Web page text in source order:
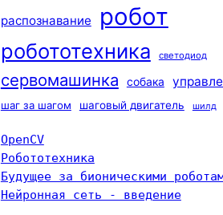
распознавание робот
робототехника светодиод
сервомашинка собака
шаг за шагом шаговый двигатель шилд
OpenCV
Робототехника
Будущее за бионическими
Нейронная сеть - введение